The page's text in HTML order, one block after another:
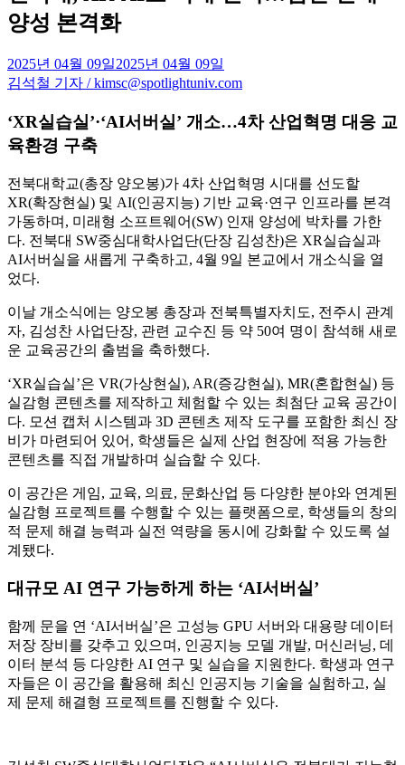
양성 본격화
2025년 04월 09일2025년 04월 09일
김석철 기자 / kimsc@spotlightuniv.com
‘XR실습실’·‘AI서버실’ 개소…4차 산업혁명 대응 교
육환경 구축
전북대학교(총장 양오봉)가 4차 산업혁명 시대를 선도할
XR(확장현실) 및 AI(인공지능) 기반 교육·연구 인프라를 본격
가동하며, 미래형 소프트웨어(SW) 인재 양성에 박차를 가한
다. 전북대 SW중심대학사업단(단장 김성찬)은 XR실습실과
AI서버실을 새롭게 구축하고, 4월 9일 본교에서 개소식을 열
었다.
이날 개소식에는 양오봉 총장과 전북특별자치도, 전주시 관계
자, 김성찬 사업단장, 관련 교수진 등 약 50여 명이 참석해 새로
운 교육공간의 출범을 축하했다.
‘XR실습실’은 VR(가상현실), AR(증강현실), MR(혼합현실) 등
실감형 콘텐츠를 제작하고 체험할 수 있는 최첨단 교육 공간이
다. 모션 캡처 시스템과 3D 콘텐츠 제작 도구를 포함한 최신 장
비가 마련되어 있어, 학생들은 실제 산업 현장에 적용 가능한
콘텐츠를 직접 개발하며 실습할 수 있다.
이 공간은 게임, 교육, 의료, 문화산업 등 다양한 분야와 연계된
실감형 프로젝트를 수행할 수 있는 플랫폼으로, 학생들의 창의
적 문제 해결 능력과 실전 역량을 동시에 강화할 수 있도록 설
계됐다.
대규모 AI 연구 가능하게 하는 ‘AI서버실’
함께 문을 연 ‘AI서버실’은 고성능 GPU 서버와 대용량 데이터
저장 장비를 갖추고 있으며, 인공지능 모델 개발, 머신러닝, 데
이터 분석 등 다양한 AI 연구 및 실습을 지원한다. 학생과 연구
자들은 이 공간을 활용해 최신 인공지능 기술을 실험하고, 실
제 문제 해결형 프로젝트를 진행할 수 있다.